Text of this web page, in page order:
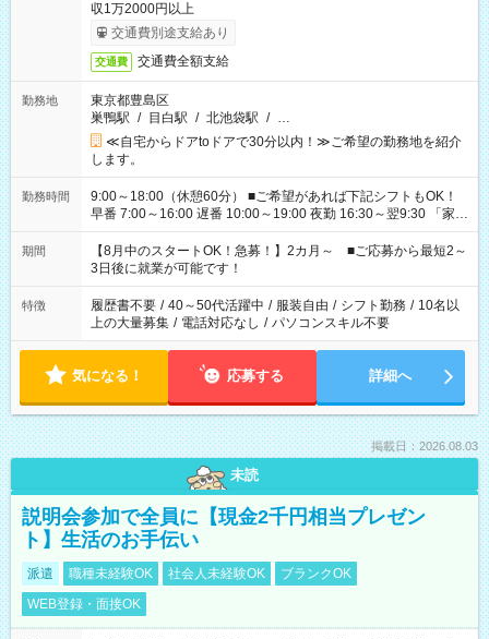
収1万2000円以上
交通費別途支給あり
交通費 交通費全額支給
勤務地
東京都豊島区
巣鴨駅 / 目白駅 / 北池袋駅 / …
≪自宅からドアtoドアで30分以内！≫ご希望の勤務地を紹介
します。
勤務時間
9:00～18:00（休憩60分） ■ご希望があれば下記シフトもOK！
早番 7:00～16:00 遅番 10:00～19:00 夜勤 16:30～翌9:30 「家族
と休みを合わせたい」 「余裕を持って夕飯の準備がしたい」
「できれば残業はしたくない」 など、ご希望を教えてください
ね。 ※Wワーク希望の方へ 今ご覧のお仕事で希望する勤務時間
と、もう1つのお仕事の勤務時間。 合計で週40時間を超える場
合は応募できません。
期間
【8月中のスタートOK！急募！】2カ月～ ■ご応募から最短2～
3日後に就業が可能です！
特徴 履歴書不要 / 40～50代活躍中 / 服装自由 / シフト勤務 / 10名以
上の大量募集 / 電話対応なし / パソコンスキル不要
気になる！ 応募する 詳細へ
掲載日：2026.08.03
未読
説明会参加で全員に【現金2千円相当プレゼン
ト】生活のお手伝い
派遣 職種未経験OK 社会人未経験OK
ブランクOK
WEB登録・面接OK